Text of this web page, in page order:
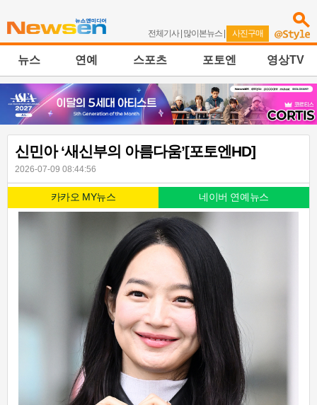
전체기사| 많이본뉴스 | 사진구매
뉴스 연예 스포츠 포토엔 영상TV
신민아 ‘새신부의 아름다움’[포토엔HD]
2026-07-09 08:44:56
카카오 MY뉴스 네이버 연예뉴스